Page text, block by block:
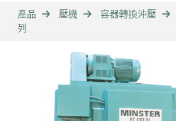
產品 壓機 容器轉換沖壓
列